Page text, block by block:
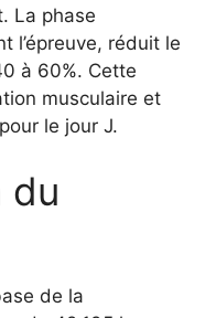
La phase
l’épreuve, réduit le
à 60%. Cette
musculaire et
le jour J.
du
de la